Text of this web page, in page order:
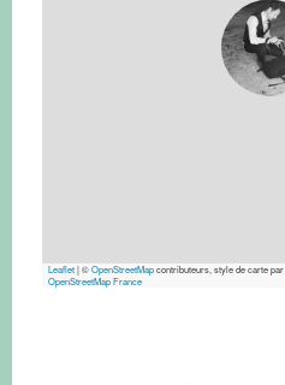
Leaflet|©OpenStreetMapcontributeurs, style de carte par
OpenStreetMap France